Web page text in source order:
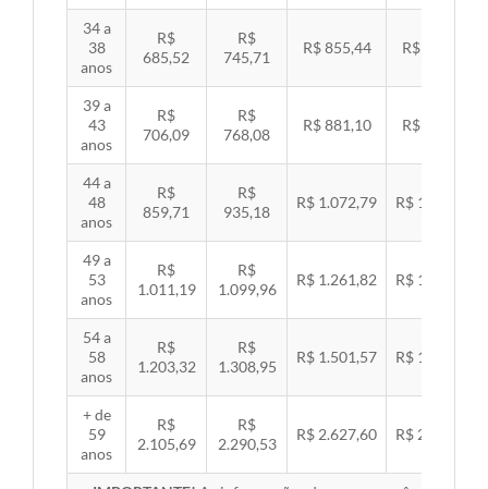
34 a
38
anos
R$
685,52
R$
745,71
R$ 855,44 R$ 881,54
39 a
43
anos
R$
706,09
R$
768,08
R$ 881,10 R$ 907,99
44 a
48
anos
R$
859,71
R$
935,18
R$ 1.072,79 R$ 1.105,53
49 a
53
anos
R$
1.011,19
R$
1.099,96
R$ 1.261,82 R$ 1.300,32
54 a
58
anos
R$
1.203,32
R$
1.308,95
R$ 1.501,57 R$ 1.547,38
+ de
59
anos
R$
2.105,69
R$
2.290,53
R$ 2.627,60 R$ 2.707,76